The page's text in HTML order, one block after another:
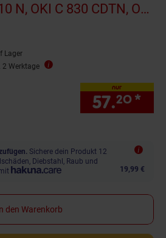
N, OKI C 830 CDTN, OKI
Lager
2 Werktage
nur
57.20 *
Sichere dein Produkt 12
Diebstahl, Raub und
19,99 €
den Warenkorb